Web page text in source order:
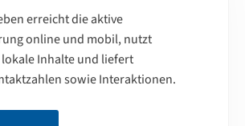
erreicht die aktive
online und mobil, nutzt
Inhalte und liefert
sowie Interaktionen.